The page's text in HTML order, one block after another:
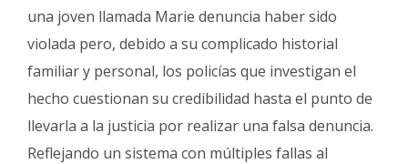
una joven llamada Marie denuncia haber sido
violada pero, debido a su complicado historial
familiar y personal, los policías que investigan el
hecho cuestionan su credibilidad hasta el punto de
llevarla a la justicia por realizar una falsa denuncia.
Reflejando un sistema con múltiples fallas al